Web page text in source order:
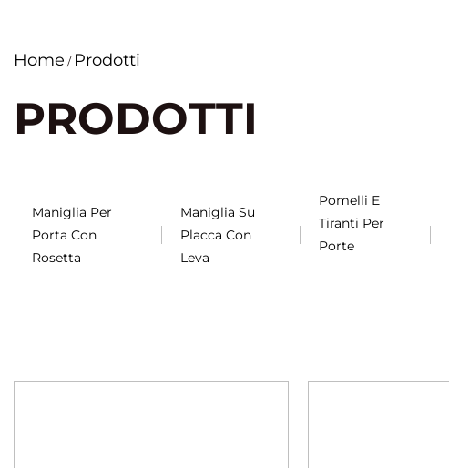
Home / Prodotti
PRODOTTI
Maniglia Per
Porta Con
Rosetta
Maniglia Su
Placca Con
Leva
Pomelli E
Tiranti Per
Porte